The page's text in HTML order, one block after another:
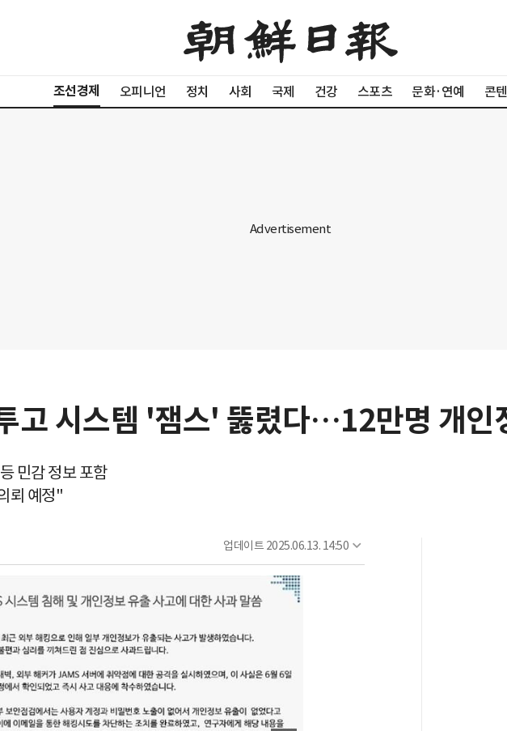
조선경제 오피니언 정치 사회 국제 건강 스포츠 문화·연예 콘
고 시스템 '잼스' 뚫렸다…12만명 개인
민감 정보 포함
뢰 예정"
업데이트 2025.06.13. 14:50